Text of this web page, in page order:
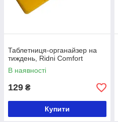
Таблетниця-органайзер на
тиждень, Ridni Comfort
В наявності
129 ₴
Купити